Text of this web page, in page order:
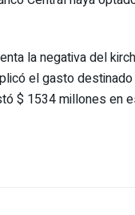
la negativa del
el gasto
$ 1534 millones en